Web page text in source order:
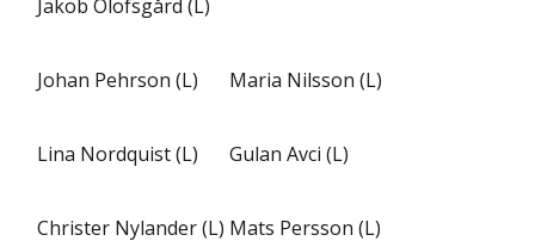
Jakob Olofsgård (L)
Johan Pehrson (L) Maria Nilsson (L)
Lina Nordquist (L) Gulan Avci (L)
Christer Nylander (L) Mats Persson (L)